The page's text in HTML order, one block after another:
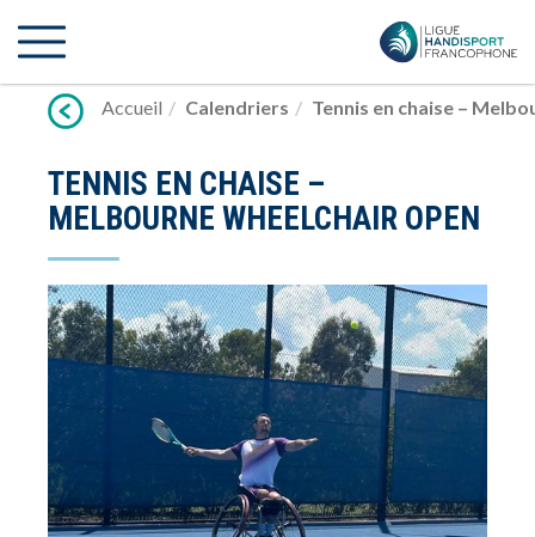
vers
Accueil
Calendriers Tennis en chaise –
TENNIS EN CHAISE –
MELBOURNE WHEELCHAIR OPEN